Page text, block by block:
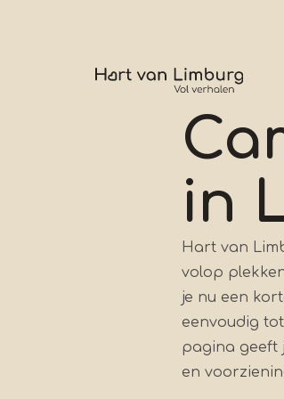
in
Hart van
volop
je nu een
eenvoudig
pagina geeft
en